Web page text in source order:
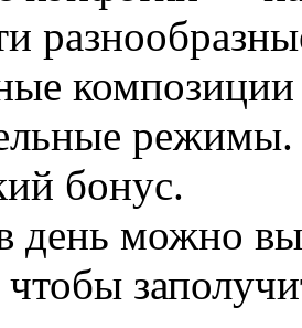
режимы.
бонус.
день можно